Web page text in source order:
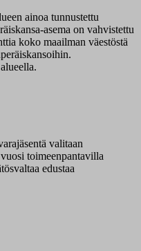
ainoa tunnustettu
asema on vahvistettu
koko maailman väestöstä
valitaan
toimeenpantavilla
edustaa